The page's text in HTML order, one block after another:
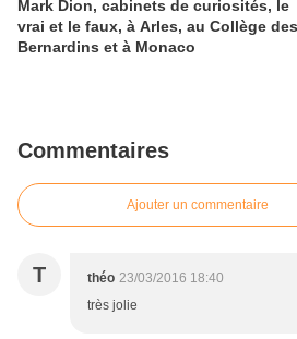
Mark Dion, cabinets de curiosités, le
vrai et le faux, à Arles, au Collège des
Bernardins et à Monaco
Commentaires
Ajouter un commentaire
T théo 23/03/2016 18:40
très jolie